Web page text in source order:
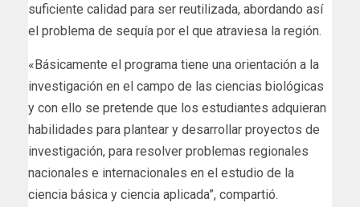
suficiente calidad para ser reutilizada, abordando así
el problema de sequía por el que atraviesa la región.
«Básicamente el programa tiene una orientación a la
investigación en el campo de las ciencias biológicas
y con ello se pretende que los estudiantes adquieran
habilidades para plantear y desarrollar proyectos de
investigación, para resolver problemas regionales
nacionales e internacionales en el estudio de la
ciencia básica y ciencia aplicada”, compartió.